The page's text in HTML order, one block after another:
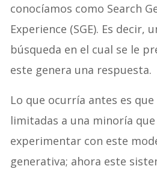
conocíamos como Search
Experience (SGE). Es decir,
búsqueda en el cual se le
este genera una respuesta.
Lo que ocurría antes es que
limitadas a una minoría
experimentar con este
generativa; ahora este